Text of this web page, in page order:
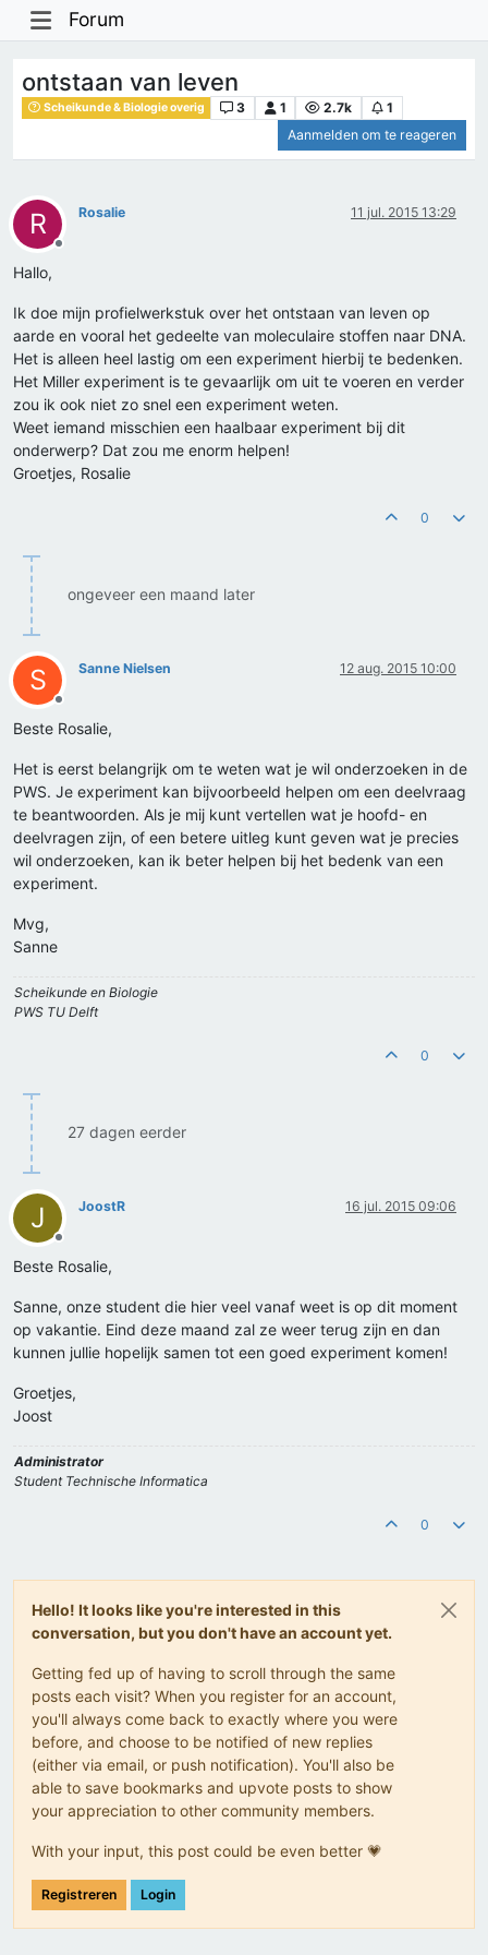
Forum
ontstaan van leven
Scheikunde & Biologie overig 3 1 2.7k
1
Aanmelden om te reageren
R
Offline
Rosalie 11 jul. 2015 13:29
Hallo,
Ik doe mijn profielwerkstuk over het ontstaan van leven op
aarde en vooral het gedeelte van moleculaire stoffen naar DNA.
Het is alleen heel lastig om een experiment hierbij te bedenken.
Het Miller experiment is te gevaarlijk om uit te voeren en verder
zou ik ook niet zo snel een experiment weten.
Weet iemand misschien een haalbaar experiment bij dit
onderwerp? Dat zou me enorm helpen!
Groetjes, Rosalie
0
ongeveer een maand later
S
Offline
Sanne Nielsen 12 aug. 2015 10:00
Beste Rosalie,
Het is eerst belangrijk om te weten wat je wil onderzoeken in de
PWS. Je experiment kan bijvoorbeeld helpen om een deelvraag
te beantwoorden. Als je mij kunt vertellen wat je hoofd- en
deelvragen zijn, of een betere uitleg kunt geven wat je precies
wil onderzoeken, kan ik beter helpen bij het bedenk van een
experiment.
Mvg,
Sanne
Scheikunde en Biologie
PWS TU Delft
0
27 dagen eerder
J
Offline
JoostR 16 jul. 2015 09:06
Beste Rosalie,
Sanne, onze student die hier veel vanaf weet is op dit moment
op vakantie. Eind deze maand zal ze weer terug zijn en dan
kunnen jullie hopelijk samen tot een goed experiment komen!
Groetjes,
Joost
Administrator
Student Technische Informatica
0
Hello! It looks like you're interested in this
conversation, but you don't have an account yet.
Getting fed up of having to scroll through the same
posts each visit? When you register for an account,
you'll always come back to exactly where you were
before, and choose to be notified of new replies
(either via email, or push notification). You'll also be
able to save bookmarks and upvote posts to show
your appreciation to other community members.
With your input, this post could be even better 💗
Registreren Login